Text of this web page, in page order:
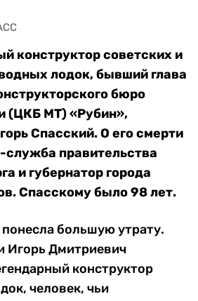
конструктор советских и
лодок, бывший глава
бюро
(ЦКБ МТ) «Рубин»,
Спасский. О его смерти
служба правительства
и губернатор города
Спасскому было 98 лет.
большую утрату.
Игорь Дмитриевич
конструктор
человек, чьи